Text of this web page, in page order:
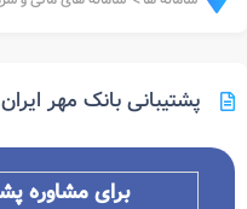
پشتیبانی بانک مهر ایران
برای مشاوره